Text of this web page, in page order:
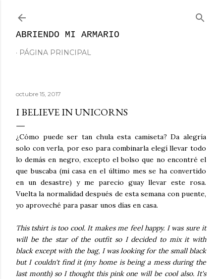
ABRIENDO MI ARMARIO
PÁGINA PRINCIPAL
octubre 15, 2017
I BELIEVE IN UNICORNS
¿Cómo puede ser tan chula esta camiseta? Da alegría
solo con verla, por eso para combinarla elegí llevar todo
lo demás en negro, excepto el bolso que no encontré el
que buscaba (mi casa en el último mes se ha convertido
en un desastre) y me parecio guay llevar este rosa.
Vuelta la normalidad después de esta semana con puente,
yo aproveché para pasar unos días en casa.
This tshirt is too cool. It makes me feel happy. I was sure it
will be the star of the outfit so I decided to mix it with
black except with the bag, I was looking for the small black
but I couldn't find it (my home is being a mess during the
last month) so I thought this pink one will be cool also. It's